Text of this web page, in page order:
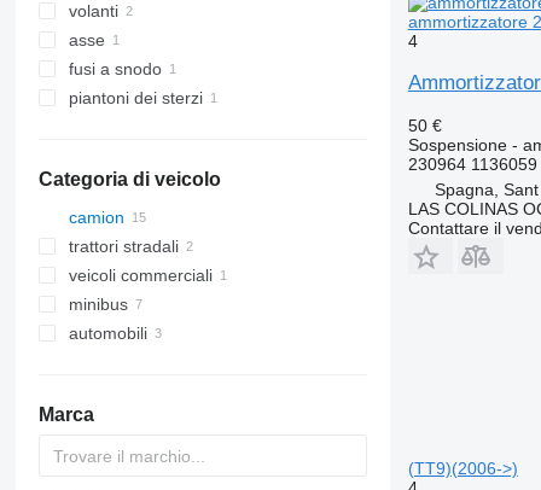
volanti
asse
fusi a snodo
piantoni dei sterzi
Categoria di veicolo
camion
trattori stradali
veicoli commerciali
minibus
automobili
Marca
ammortizzatore
4
50 €
Sospensione -
230964 1136059
Spagna,
LAS COLINAS
Contattare il
(TT9)(2006->)